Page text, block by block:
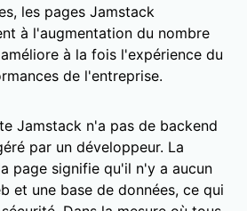
les pages Jamstack
à l'augmentation du nombre
à la fois l'expérience du
de l'entreprise.
Jamstack n'a pas de backend
par un développeur. La
page signifie qu'il n'y a aucun
et une base de données, ce qui